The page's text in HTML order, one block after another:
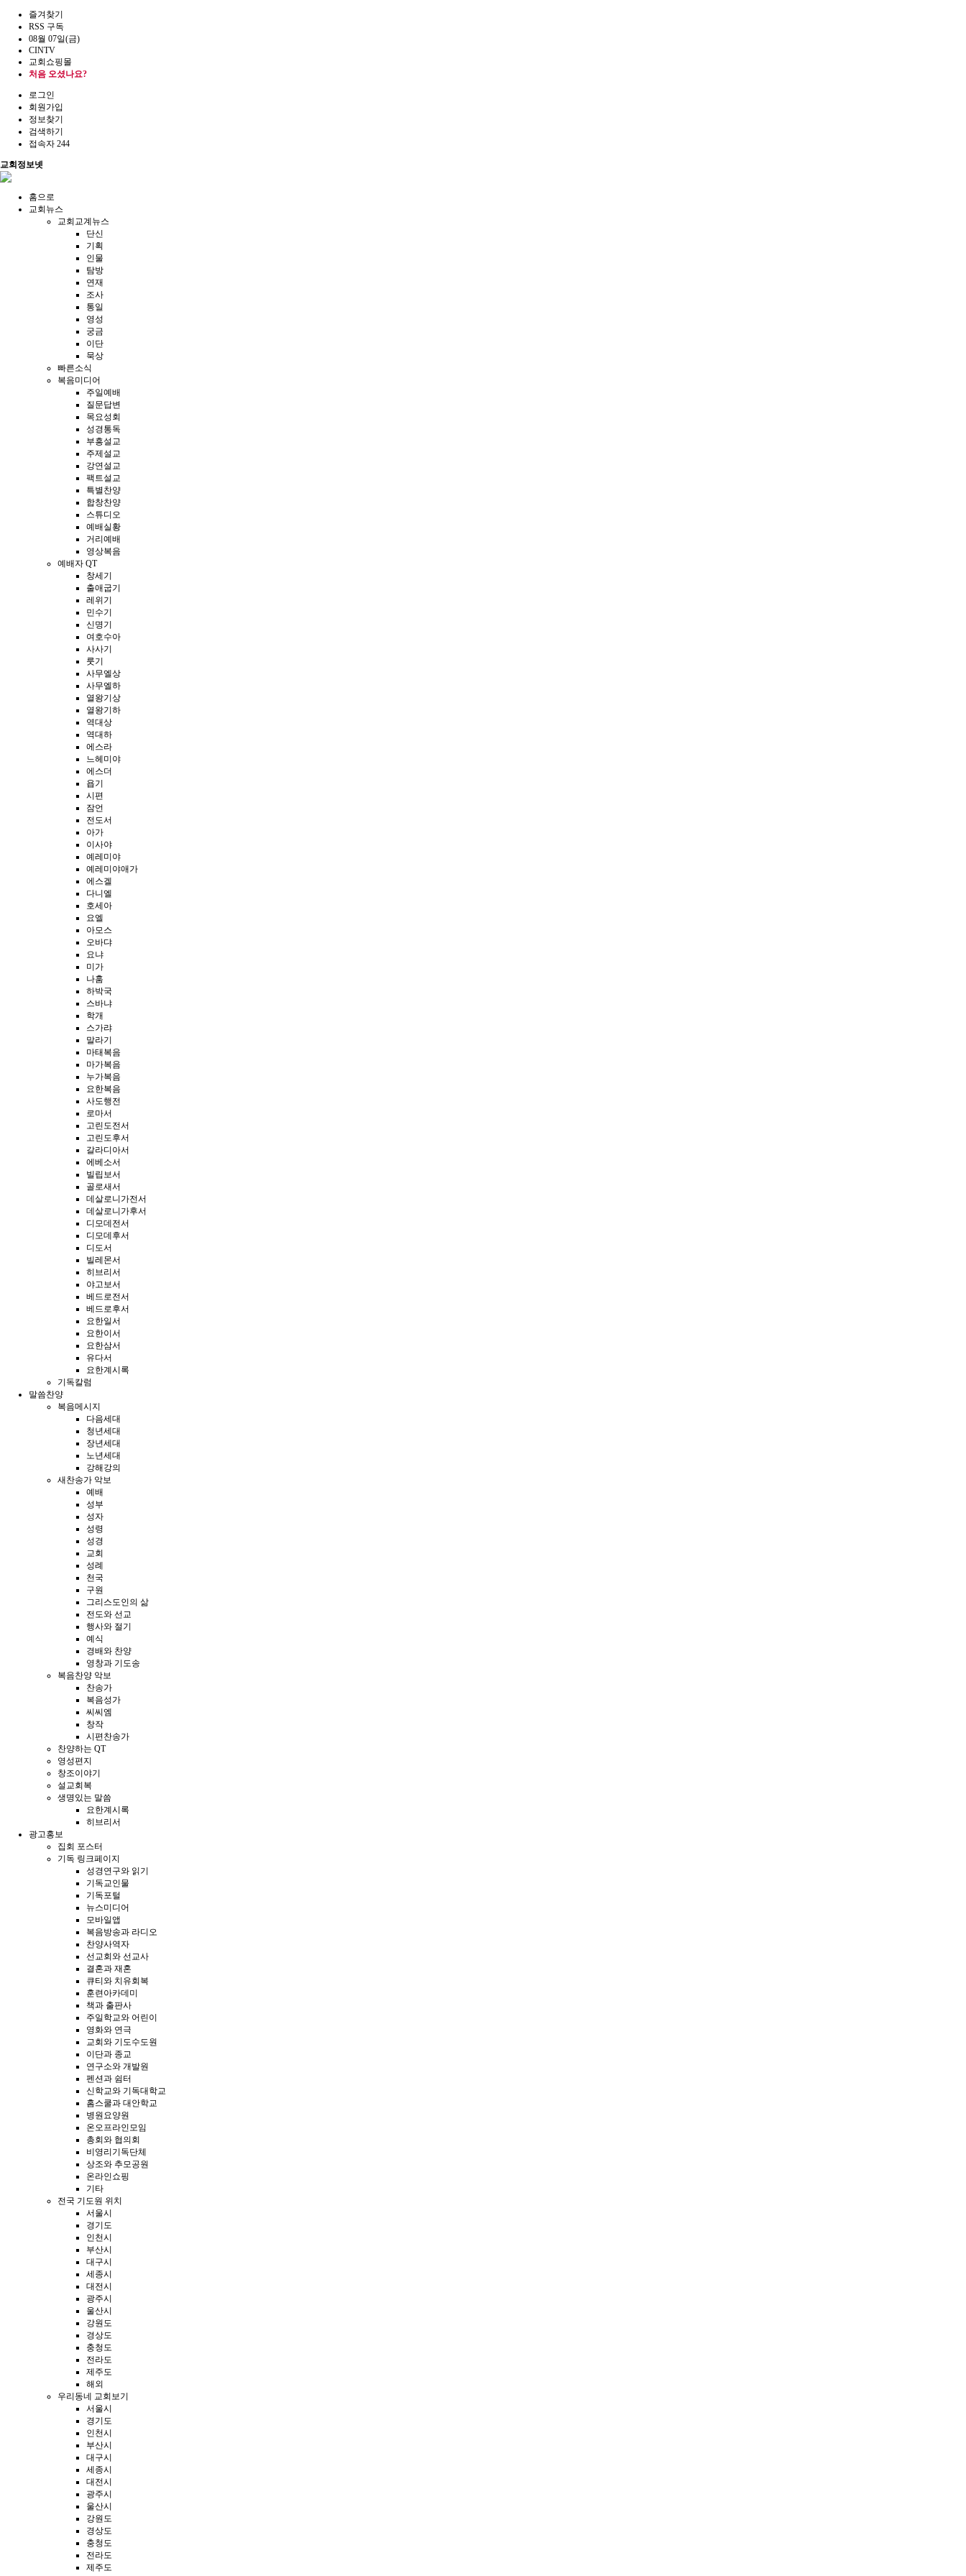
즐겨찾기
RSS 구독
08월 07일(금)
CINTV
교회쇼핑몰
처음 오셨나요?
로그인
회원가입
정보찾기
검색하기
접속자 244
교회정보넷
홈으로
교회뉴스
교회교계뉴스
단신
기획
인물
탐방
연재
조사
통일
영성
궁금
이단
묵상
빠른소식
복음미디어
주일예배
질문답변
목요성회
성경통독
부흥설교
주제설교
강연설교
팩트설교
특별찬양
합창찬양
스튜디오
예배실황
거리예배
영상복음
예배자 QT
창세기
출애굽기
레위기
민수기
신명기
여호수아
사사기
룻기
사무엘상
사무엘하
열왕기상
열왕기하
역대상
역대하
에스라
느헤미야
에스더
욥기
시편
잠언
전도서
아가
이사야
예레미야
예레미야애가
에스겔
다니엘
호세아
요엘
아모스
오바댜
요냐
미가
나훔
하박국
스바냐
학개
스가랴
말라기
마태복음
마가복음
누가복음
요한복음
사도행전
로마서
고린도전서
고린도후서
갈라디아서
에베소서
빌립보서
골로새서
데살로니가전서
데살로니가후서
디모데전서
디모데후서
디도서
빌레몬서
히브리서
야고보서
베드로전서
베드로후서
요한일서
요한이서
요한삼서
유다서
요한계시록
기독칼럼
말씀찬양
복음메시지
다음세대
청년세대
장년세대
노년세대
강해강의
새찬송가 악보
예배
성부
성자
성령
성경
교회
성례
천국
구원
그리스도인의 삶
전도와 선교
행사와 절기
예식
경배와 찬양
영창과 기도송
복음찬양 악보
찬송가
복음성가
씨씨엠
창작
시편찬송가
찬양하는 QT
영성편지
창조이야기
설교회복
생명있는 말씀
요한계시록
히브리서
광고홍보
집회 포스터
기독 링크페이지
성경연구와 읽기
기독교인물
기독포털
뉴스미디어
모바일앱
복음방송과 라디오
찬양사역자
선교회와 선교사
결혼과 재혼
큐티와 치유회복
훈련아카데미
책과 출판사
주일학교와 어린이
영화와 연극
교회와 기도수도원
이단과 종교
연구소와 개발원
펜션과 쉼터
신학교와 기독대학교
홈스쿨과 대안학교
병원요양원
온오프라인모임
총회와 협의회
비영리기독단체
상조와 추모공원
온라인쇼핑
기타
전국 기도원 위치
서울시
경기도
인천시
부산시
대구시
세종시
대전시
광주시
울산시
강원도
경상도
충청도
전라도
제주도
해외
우리동네 교회보기
서울시
경기도
인천시
부산시
대구시
세종시
대전시
광주시
울산시
강원도
경상도
충청도
전라도
제주도